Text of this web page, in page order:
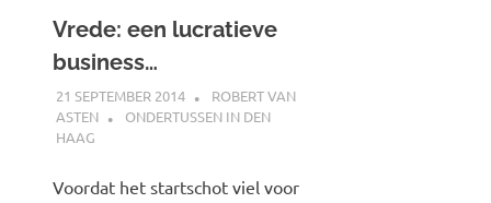
Vrede: een lucratieve
business…
21 SEPTEMBER 2014
ROBERT VAN
ASTEN
ONDERTUSSEN IN DEN
HAAG
Voordat het startschot viel voor